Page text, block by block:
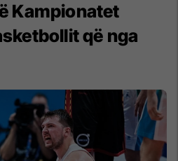
Kampionatet
që nga